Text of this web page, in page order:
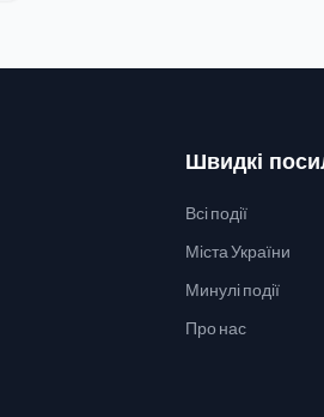
Швидкі
Всі події
Міста України
Минулі події
Про нас